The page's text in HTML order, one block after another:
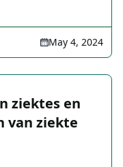
May 4, 2024
ziektes en
van ziekte